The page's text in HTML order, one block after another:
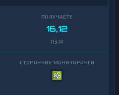
16,12
113 M